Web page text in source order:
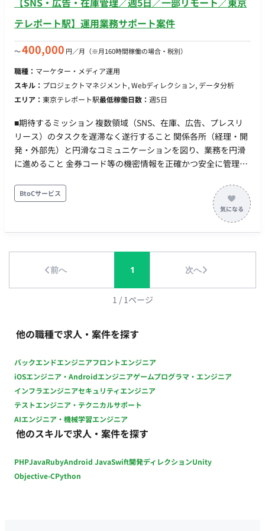
広告媒体やアドテクノロジーの情報収集 （将来的にお任せした
いこと） ・データ分析に基づく広告戦略の立案、予算策定 ・新
ルなどを活用した広告運用業務の効率化・高度化 ■チーム体制
メンバー間で密にコミュニケーションを取りながら業務を進め
ています。 ■業務の流れ 日々の数値管理やレポート作成、クリ
エイティブディレクションを行いながら、週1～2日の出社日に
開発フェーズと予定 既存サービスのさらなるグロースフェーズ
におけるプロモーション運用および体制強化 ■案件の魅力 ・急
成長中のエンタメサービスを自身のスキルでさらに成長させる
手応えを感じられます。 ・単なる運用サポートに留まらず、将
来的には戦略立案や予算策定など、マーケターとして一段上の
キャリアアップを目指せる環境です。 ■リモート稼働について
・稼働スタイル：一部リモート（週1～2日の出社日以外はリモ
テレポート駅】運用業務サポート案件
〜400,000 円／月 （※月160時間稼働の場合・税別）
職種： マーケター・メディア運用
スキル： プロジェクトマネジメント, Webディレクション, データ分析
エリア： 東京テレポート駅最低稼働日数： 週5日
■期待するミッション 複数領域（SNS、在庫、広告、プレスリ
リース）のタスクを遅滞なく遂行すること 関係各所（経理・開
発・外部先）と円滑なコミュニケーションを図り、業務を円滑
に進めること 金券コード等の機密情報を正確かつ安全に管理す
ただきます。 SNS運用サポート：投稿文作成（簡易なもの）、
素材整理、外部へのクリエイティブ制作依頼、入稿・投稿後チ
承認取得、取引先への発注、経理連携、開発チームへのコード
よび設定 プレスリリース対応（月1回程度）：原稿作成、校
正、配信サービスへの入稿・送付 ■チーム体制 マーケティング
部門のメンバーと連携しながら業務を進めていただきます。開
ます。 ■業務の流れ 日次の在庫チェックやSNS投稿管理、週次
の広告入稿など、各業務のスケジュールに沿って自走していた
がら進めます。 ■開発環境（言語、FW、DB、インフラ、ツー
ル） OS：Windows／Mac ツール：Backlog、Excel（管理表更
新）、各種SNS管理画面、広告管理画面、チャットツール ■開
発フェーズと予定 運用フェーズ（継続的な運用・保守および改
善） ■案件の魅力 SNS、広告、事務、ディレクションと幅広い
スキルを実務で磨くことができます。 大手サービスの裏側を支
イブリッドスタイルで、柔軟な働き方が可能です。 ■リモート
稼働について 稼働スタイル：一部リモート（週2～3回出社、残
BtoCサービス
前へ 1 次へ
1 / 1ページ
他の職種で求人・案件を探す
バックエンドエンジニアフロントエンジニア
iOSエンジニア・Androidエンジニアゲームプログラマ・エンジニア
インフラエンジニアセキュリティエンジニア
テストエンジニア・テクニカルサポート
AIエンジニア・機械学習エンジニア
他のスキルで求人・案件を探す
PHPJavaRubyAndroid JavaSwift開発ディレクションUnity
Objective-CPython